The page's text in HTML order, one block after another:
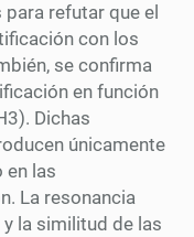
refutar que el
con los
se confirma
en función
Dichas
únicamente
en las
La resonancia
la similitud de las